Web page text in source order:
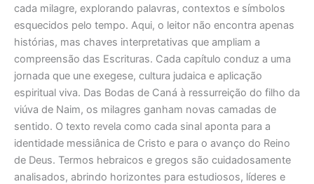
cada milagre, explorando palavras, contextos e símbolos
esquecidos pelo tempo. Aqui, o leitor não encontra apenas
histórias, mas chaves interpretativas que ampliam a
compreensão das Escrituras. Cada capítulo conduz a uma
jornada que une exegese, cultura judaica e aplicação
espiritual viva. Das Bodas de Caná à ressurreição do filho da
viúva de Naim, os milagres ganham novas camadas de
sentido. O texto revela como cada sinal aponta para a
identidade messiânica de Cristo e para o avanço do Reino
de Deus. Termos hebraicos e gregos são cuidadosamente
analisados, abrindo horizontes para estudiosos, líderes e